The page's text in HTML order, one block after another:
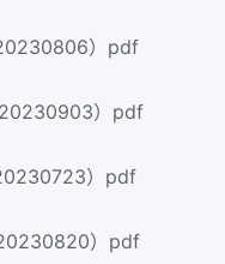
）pdf
）pdf
）pdf
）pdf